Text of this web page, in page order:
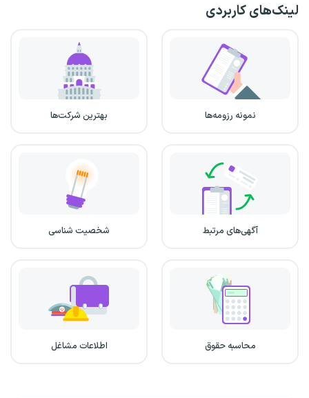
لینک‌های کاربردی
نمونه رزومه‌ها بهترین شرکت‌ها
آگهی‌های مرتبط شخصیت شناسی
محاسبه حقوق اطلاعات مشاغل